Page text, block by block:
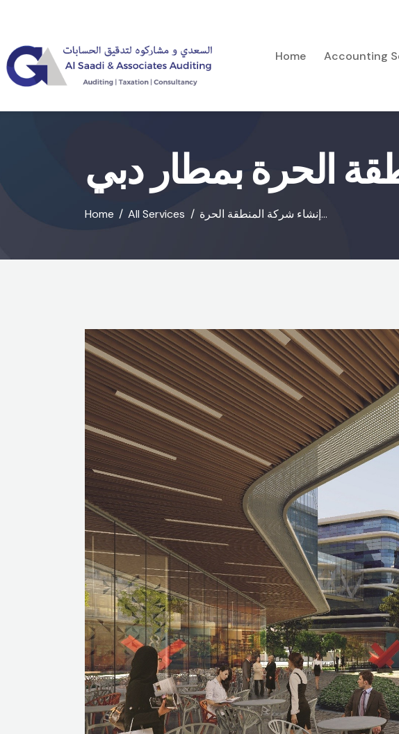
Home Accounting
الحرة بمطار دبي
Home All Services إنشاء شركة المنطقة الحرة...